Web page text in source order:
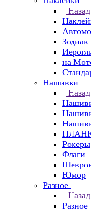
Назад
Зодиак
на
Нашивки
Назад
Рокеры
Флаги
Юмор
Разное
Назад
Разное